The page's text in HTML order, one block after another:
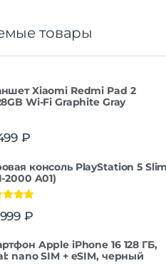
товары
Xiaomi Redmi Pad 2
Wi-Fi Graphite Gray
₽
консоль PlayStation 5 Slim
2000 A01)
₽
Apple iPhone 16 128 ГБ,
nano SIM + eSIM, черный